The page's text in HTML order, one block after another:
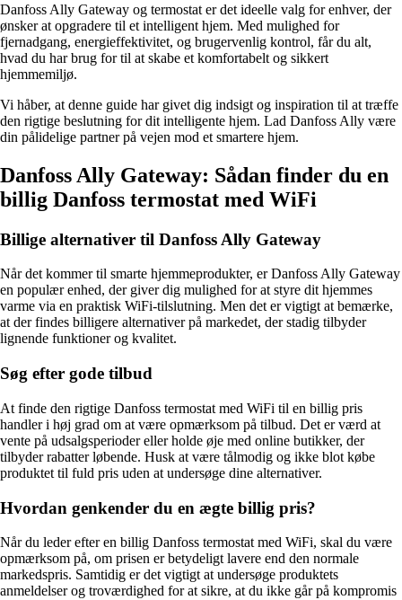
Danfoss Ally Gateway og termostat er det ideelle valg for enhver, der
ønsker at opgradere til et intelligent hjem. Med mulighed for
fjernadgang, energieffektivitet, og brugervenlig kontrol, får du alt,
hvad du har brug for til at skabe et komfortabelt og sikkert
hjemmemiljø.
Vi håber, at denne guide har givet dig indsigt og inspiration til at træffe
den rigtige beslutning for dit intelligente hjem. Lad Danfoss Ally være
din pålidelige partner på vejen mod et smartere hjem.
Danfoss Ally Gateway: Sådan finder du en
billig Danfoss termostat med WiFi
Billige alternativer til Danfoss Ally Gateway
Når det kommer til smarte hjemmeprodukter, er Danfoss Ally Gateway
en populær enhed, der giver dig mulighed for at styre dit hjemmes
varme via en praktisk WiFi-tilslutning. Men det er vigtigt at bemærke,
at der findes billigere alternativer på markedet, der stadig tilbyder
lignende funktioner og kvalitet.
Søg efter gode tilbud
At finde den rigtige Danfoss termostat med WiFi til en billig pris
handler i høj grad om at være opmærksom på tilbud. Det er værd at
vente på udsalgsperioder eller holde øje med online butikker, der
tilbyder rabatter løbende. Husk at være tålmodig og ikke blot købe
produktet til fuld pris uden at undersøge dine alternativer.
Hvordan genkender du en ægte billig pris?
Når du leder efter en billig Danfoss termostat med WiFi, skal du være
opmærksom på, om prisen er betydeligt lavere end den normale
markedspris. Samtidig er det vigtigt at undersøge produktets
anmeldelser og troværdighed for at sikre, at du ikke går på kompromis